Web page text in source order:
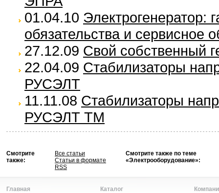
01.04.10 Электрогенератор:
обязательства и сервисное
27.12.09 Свой собственный
22.04.09 Стабилизаторы
РУСЭЛТ
11.11.08 Стабилизаторы
РУСЭЛТ TM
Смотрите
также:
Все статьи
Статьи в формате
RSS
Смотрите также по теме
«Электрооборудование»:
Главная
Каталог